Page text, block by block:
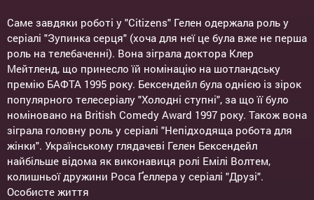
Саме завдяки роботі у "Citizens" Гелен одержала роль у
серіалі "Зупинка серця" (хоча для неї це була вже не перша
роль на телебаченні). Вона зіграла доктора Клер
Мейтленд, що принесло їй номінацію на шотландську
премію БАФТА 1995 року. Бексендейл була однією із зірок
популярного телесеріалу "Холодні ступні", за що її було
номіновано на British Comedy Award 1997 року. Також вона
зіграла головну роль у серіалі "Непідходяща робота для
жінки". Українському глядачеві Гелен Бексендейл
найбільше відома як виконавиця ролі Емілі Волтем,
колишньої дружини Роса Ґеллера у серіалі "Друзі".
Особисте життя